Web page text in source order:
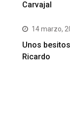
Carvajal
14 marzo,
Unos
Ricardo